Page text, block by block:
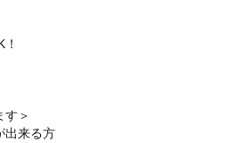
す＞
出来る方